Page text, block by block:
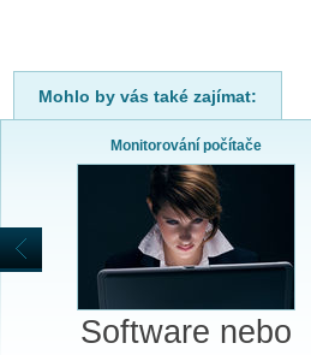
Mohlo by vás také zajímat:
Monitorování počítače
Software nebo